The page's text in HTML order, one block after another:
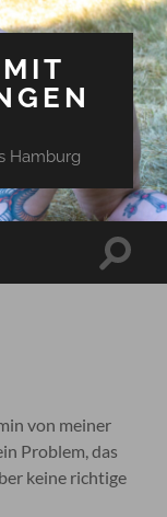
Hamburg
von meiner
Problem, das
keine richtige